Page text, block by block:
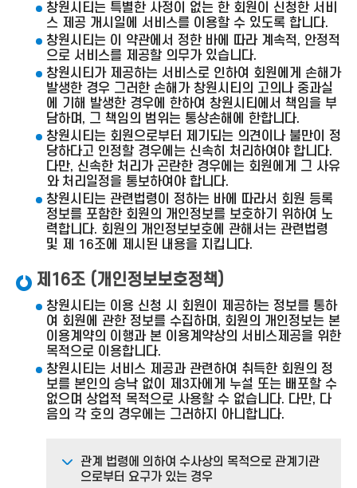
창원시티는 특별한 사정이 없는 한 회원이 신청한 서비
스 제공 개시일에 서비스를 이용할 수 있도록 합니다.
창원시티는 이 약관에서 정한 바에 따라 계속적, 안정적
으로 서비스를 제공할 의무가 있습니다.
창원시티가 제공하는 서비스로 인하여 회원에게 손해가
발생한 경우 그러한 손해가 창원시티의 고의나 중과실
에 기해 발생한 경우에 한하여 창원시티에서 책임을 부
담하며, 그 책임의 범위는 통상손해에 한합니다.
창원시티는 회원으로부터 제기되는 의견이나 불만이 정
당하다고 인정할 경우에는 신속히 처리하여야 합니다.
다만, 신속한 처리가 곤란한 경우에는 회원에게 그 사유
와 처리일정을 통보하여야 합니다.
창원시티는 관련법령이 정하는 바에 따라서 회원 등록
정보를 포함한 회원의 개인정보를 보호하기 위하여 노
력합니다. 회원의 개인정보보호에 관해서는 관련법령
및 제 16조에 제시된 내용을 지킵니다.
제16조 (개인정보보호정책)
창원시티는 이용 신청 시 회원이 제공하는 정보를 통하
여 회원에 관한 정보를 수집하며, 회원의 개인정보는 본
이용계약의 이행과 본 이용계약상의 서비스제공을 위한
목적으로 이용합니다.
창원시티는 서비스 제공과 관련하여 취득한 회원의 정
보를 본인의 승낙 없이 제3자에게 누설 또는 배포할 수
없으며 상업적 목적으로 사용할 수 없습니다. 다만, 다
음의 각 호의 경우에는 그러하지 아니합니다.
관계 법령에 의하여 수사상의 목적으로 관계기관
으로부터 요구가 있는 경우